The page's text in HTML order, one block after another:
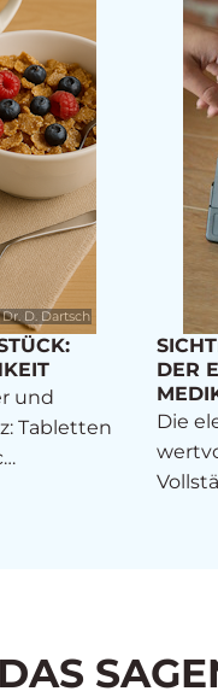
Dr. D. Dartsch
und
Tabletten
DER
Die
DAS